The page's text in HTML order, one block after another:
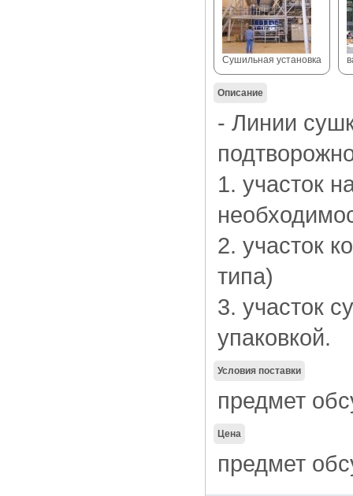
Сушильная установка
Описание
- Линии
1. участок
2. участок
типа)
3. участок
упаковкой.
Условия поставки
предмет
Цена
предмет